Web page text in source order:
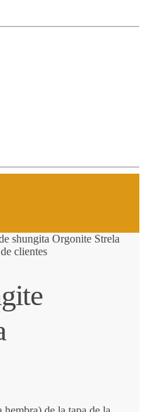
shungita Orgonite Strela
clientes